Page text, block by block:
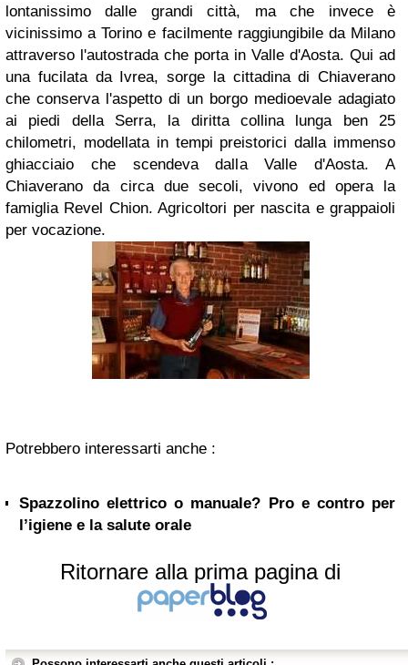
lontanissimo dalle grandi città, ma che invece è
vicinissimo a Torino e facilmente raggiungibile da Milano
attraverso l'autostrada che porta in Valle d'Aosta. Qui ad
una fucilata da Ivrea, sorge la cittadina di Chiaverano
che conserva l'aspetto di un borgo medioevale adagiato
ai piedi della Serra, la diritta collina lunga ben 25
chilometri, modellata in tempi preistorici dalla immenso
ghiacciaio che scendeva dalla Valle d'Aosta. A
Chiaverano da circa due secoli, vivono ed opera la
famiglia Revel Chion. Agricoltori per nascita e grappaioli
per vocazione.
Potrebbero interessarti anche :
Spazzolino elettrico o manuale? Pro e contro per
l’igiene e la salute orale
Ritornare alla prima pagina di